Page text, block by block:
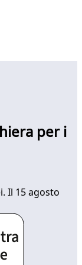
per i
Il 15 agosto